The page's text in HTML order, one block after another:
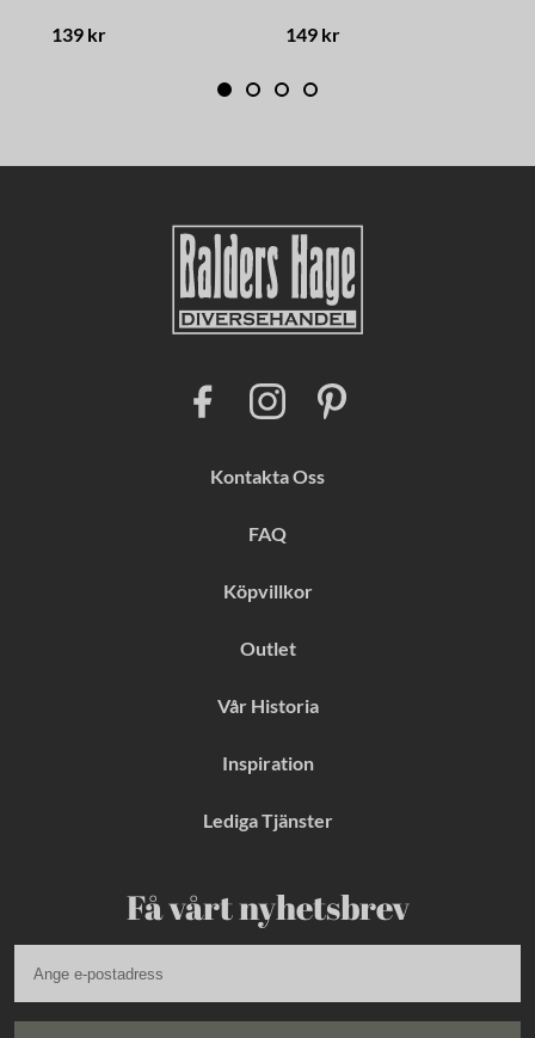
139 kr 149 kr
Kontakta Oss
FAQ
Köpvillkor
Outlet
Vår Historia
Inspiration
Lediga Tjänster
Få vårt nyhetsbrev
b
o
I
n
g
a
m